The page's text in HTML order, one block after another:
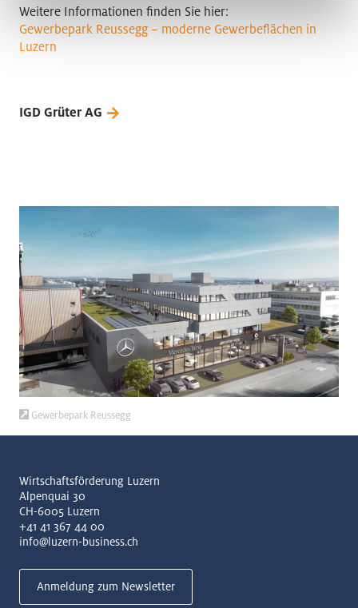
Weitere Informationen finden Sie hier:
Gewerbepark Reussegg – moderne Gewerbeflächen in
Luzern
IGD Grüter AG
Gewerbepark Reussegg
Wirtschaftsförderung Luzern
Alpenquai 30
CH-6005 Luzern
+41 41 367 44 00
info@luzern-business.ch
Anmeldung zum Newsletter